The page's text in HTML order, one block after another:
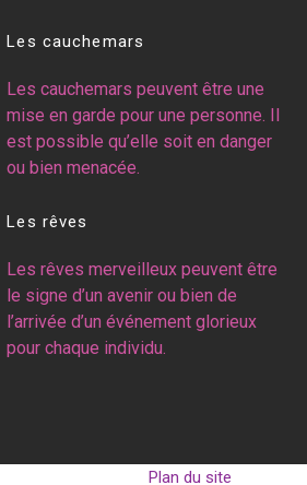
Les cauchemars
Les cauchemars peuvent être une
mise en garde pour une personne. Il
est possible qu’elle soit en danger
ou bien menacée.
Les rêves
Les rêves merveilleux peuvent être
le signe d’un avenir ou bien de
l’arrivée d’un événement glorieux
pour chaque individu.
Plan du site